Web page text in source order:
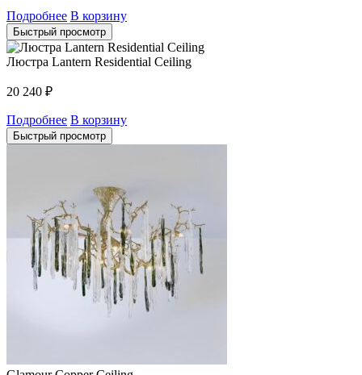
Подробнее В корзину
Быстрый просмотр
Люстра Lantern Residential Ceiling
20 240 ₽
Подробнее В корзину
Быстрый просмотр